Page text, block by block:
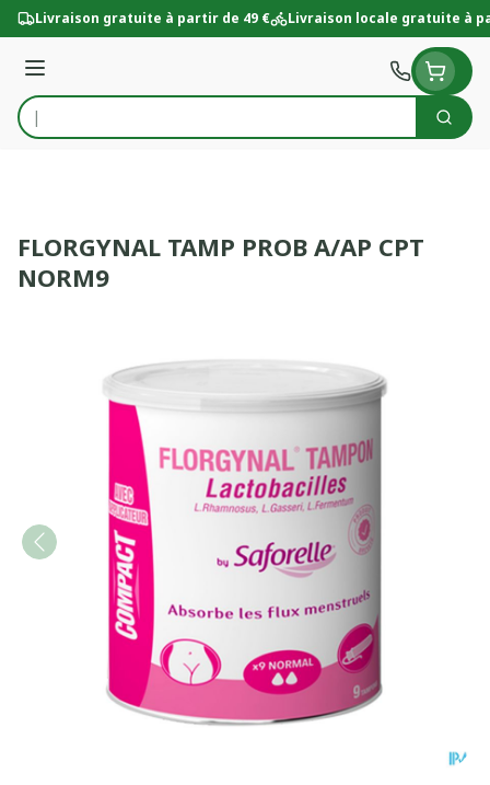
Aller au contenu
Livraison gratuite à partir de 49 € Livraison locale gratuite à
Menu
Rechercher
FLORGYNAL TAMP PROB A/AP CPT
NORM9